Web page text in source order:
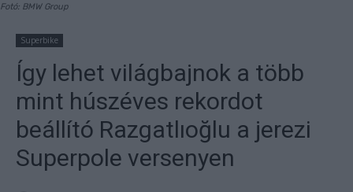
Fotó: BMW Group
Superbike
Így lehet világbajnok a több
mint húszéves rekordot
beállító Razgatlıoğlu a jerezi
Superpole versenyen